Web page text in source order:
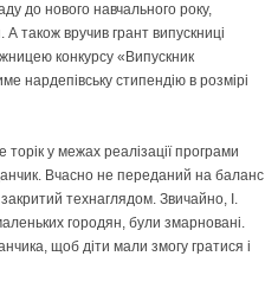
до нового навчального року,
також вручив грант випускниці
конкурсу «Випускник
нардепівську стипендію в розмірі
торік у межах реалізації програми
Вчасно не переданий на баланс
технаглядом. Звичайно, І.
городян, були змарновані.
щоб діти мали змогу гратися і